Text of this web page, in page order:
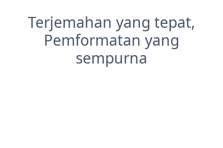
Terjemahan yang tepat,
Pemformatan yang
sempurna